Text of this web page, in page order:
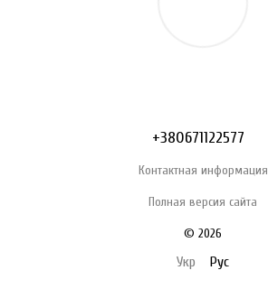
+380671122577
Контактная информация
Полная версия сайта
© 2026
Укр Рус